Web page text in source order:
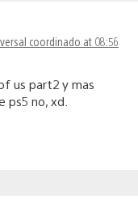
coordinado at 08:56
us part2 y mas
ps5 no, xd.